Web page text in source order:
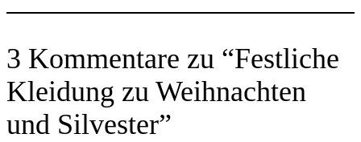
3 Kommentare zu “Festliche
Kleidung zu Weihnachten
und Silvester”